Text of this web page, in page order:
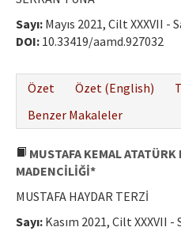
Sayı: Mayıs 2021, Cilt XXXVII -
DOI: 10.33419/aamd.927032
Özet
Özet (English)
Benzer Makaleler
MUSTAFA KEMAL
MADENCİLİĞİ*
MUSTAFA HAYDAR TERZİ
Sayı: Kasım 2021, Cilt XXXVII -